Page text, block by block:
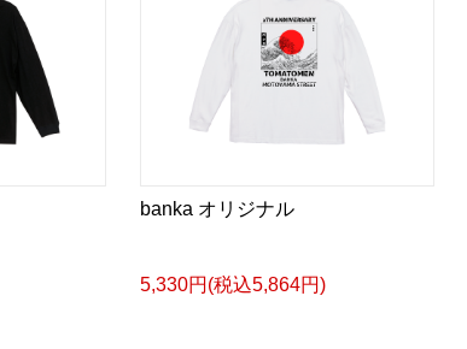
banka オリジナル
5,330円(税込5,864円)